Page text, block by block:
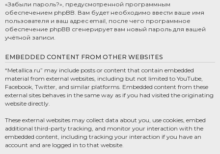
«Забыли пароль?», предусмотренной программным
обеспечением phpBB. Вам будет необходимо ввести ваше имя
пользователя и ваш адрес email, после чего программное
обеспечение phpBB сгенерирует вам новый пароль для вашей
учётной записи.
EMBEDDED CONTENT FROM OTHER WEBSITES
“Metallica.ru” may include posts or content that contain embedded
material from external websites, including but not limited to YouTube,
Facebook, Twitter, and similar platforms. Embedded content from these
external sites behaves in the same way as if you had visited the originating
website directly.
These external websites may collect data about you, use cookies, embed
additional third-party tracking, and monitor your interaction with the
embedded content, including tracking your interaction if you have an
account and are logged in to that website.